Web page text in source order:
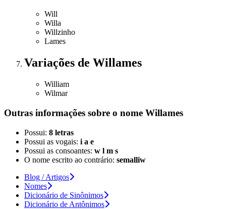
Will
Willa
Willzinho
Lames
Variações de Willames
William
Wilmar
Outras informações sobre o nome Willames
Possui: 8 letras
Possui as vogais: i a e
Possui as consoantes: w l m s
O nome escrito ao contrário: semalliw
Blog / Artigos
Nomes
Dicionário de Sinônimos
Dicionário de Antônimos